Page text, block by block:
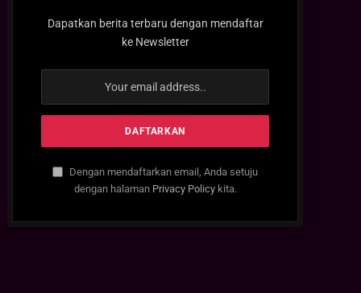
Dapatkan berita terbaru dengan mendaftar
ke Newsletter
Dengan mendaftarkan email, Anda setuju
dengan halaman Privacy Policykita.